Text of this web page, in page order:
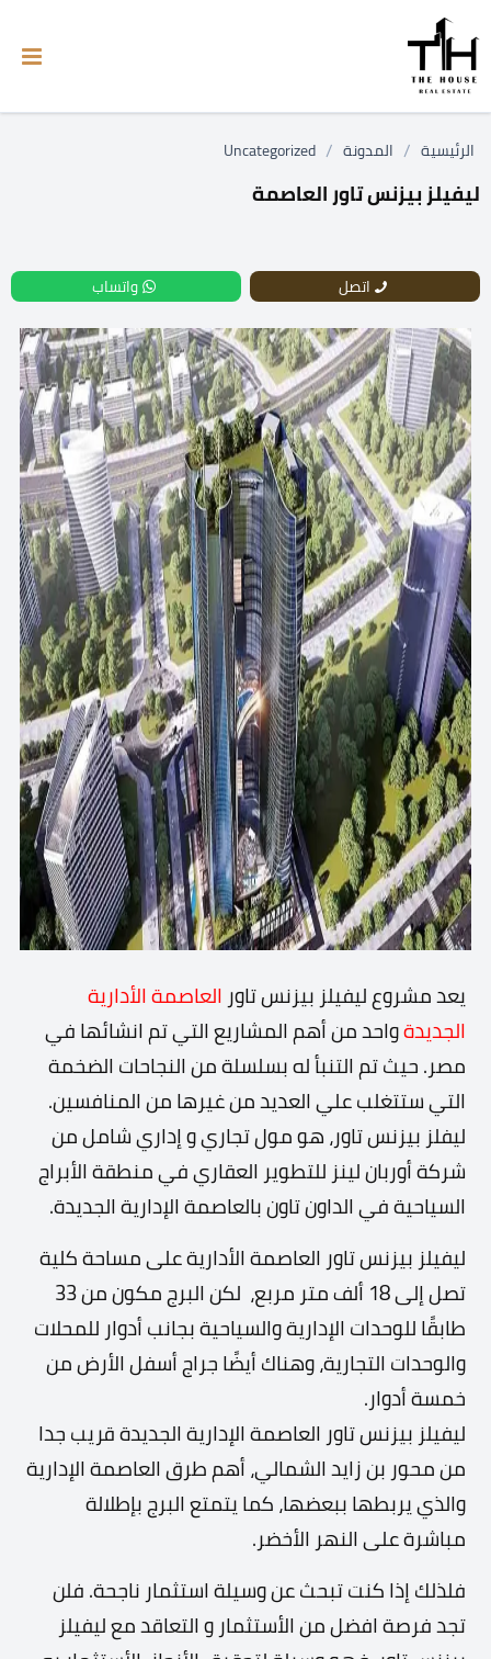
الرئيسية / المدونة /
Uncategorized
ليفيلز بيزنس تاور العاصمة
اتصل واتساب
يعد مشروع ليفيلز بيزنس تاورالعاصمة الأدارية
الجديدةواحد من أهم المشاريع التي تم انشائها في
مصر. حيث تم التنبأ له بسلسلة من النجاحات الضخمة
التي ستتغلب علي العديد من غيرها من المنافسين.
ليفلز بيزنس تاور، هو مول تجاري و إداري شامل من
شركة أوربان لينز للتطوير العقاري في منطقة الأبراج
السياحية في الداون تاون بالعاصمة الإدارية الجديدة.
ليفيلز بيزنس تاور العاصمة الأدارية على مساحة كلية
تصل إلى 18 ألف متر مربع، لكن البرج مكون من 33
طابقًا للوحدات الإدارية والسياحية بجانب أدوار للمحلات
والوحدات التجارية، وهناك أيضًا جراج أسفل الأرض من
خمسة أدوار.
ليفيلز بيزنس تاور العاصمة الإدارية الجديدة قريب جدا
من محور بن زايد الشمالي، أهم طرق العاصمة الإدارية
والذي يربطها ببعضها، كما يتمتع البرج بإطلالة
مباشرة على النهر الأخضر.
فلذلك إذا كنت تبحث عن وسيلة استثمار ناجحة. فلن
تجد فرصة افضل من الأستثمار و التعاقد مع ليفيلز